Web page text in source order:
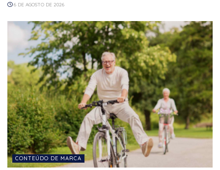
6 DE AGOSTO DE 2026
CONTEÚDO DE MARCA